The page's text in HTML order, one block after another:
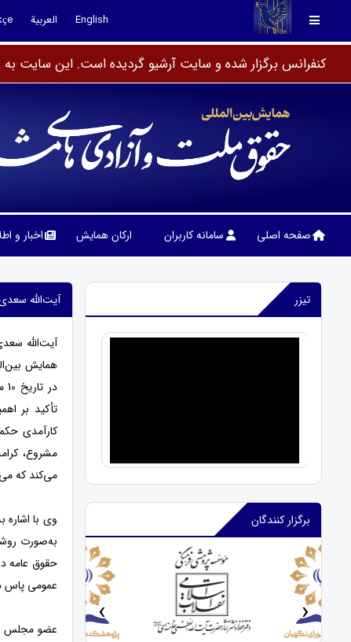
English العربية
کنفرانس برگزار شده و سایت آرشیو گردیده است. این سایت به
صفحه اصلی سامانه کاربران ارکان همایش اخبار و
تیزر
برگزار کنندگان
‹ ›
آیت‌الله
آیت‌الله
همایش
تأکید بر
کارآمدی
مشروع،
می‌کند که
وی با
به‌صورت
حقوق عامه
عمومی پاس
عضو مجلس